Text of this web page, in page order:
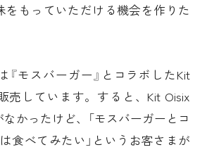
をもっていただける機会を作りた
『モスバーガー』とコラボしたKit
売しています。すると、Kit Oisix
かったけど、「モスバーガーとコ
食べてみたい」というお客さまが